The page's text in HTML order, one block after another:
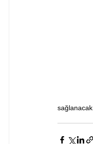
sağlanacak.